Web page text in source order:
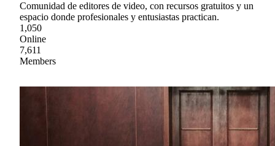
Comunidad de editores de video, con recursos gratuitos y un
espacio donde profesionales y entusiastas practican.
1,050
Online
7,611
Members